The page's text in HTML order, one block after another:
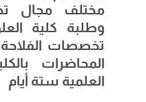
مختلف مجال
وطلبة كلية
تخصصات الفلاحة
المحاضرات
العلمية ستة أيام